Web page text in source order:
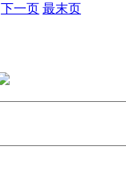
下一页 最末页